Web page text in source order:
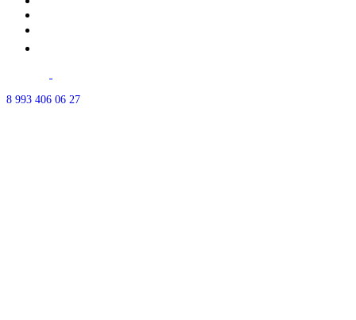
8 993 406 06 27